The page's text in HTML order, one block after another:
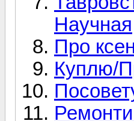
Научная
Про
Куплю/
Ремонти